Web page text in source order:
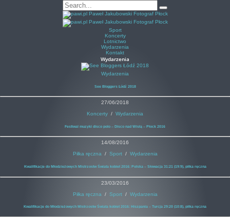
Sport
Koncerty
Lotnictwo
Wydarzenia
Kontakt
Wydarzenia
Wydarzenia
See Bloggers Łódź 2018
27/06/2018
Koncerty / Wydarzenia
Festiwal muzyki disco polo – Disco nad Wisłą – Płock 2016
14/08/2016
Piłka ręczna/ Sport/ Wydarzenia
Kwalifikacje do Młodzieżowych Mistrzostw Świata kobiet 2016: Polska – Słowacja 31:21 (19:9), piłka ręczna
23/03/2016
Piłka ręczna / Sport/ Wydarzenia
Kwalifikacje do Młodzieżowych Mistrzostw Świata kobiet 2016: Hiszpania – Turcja 29:20 (10:8), piłka ręczna